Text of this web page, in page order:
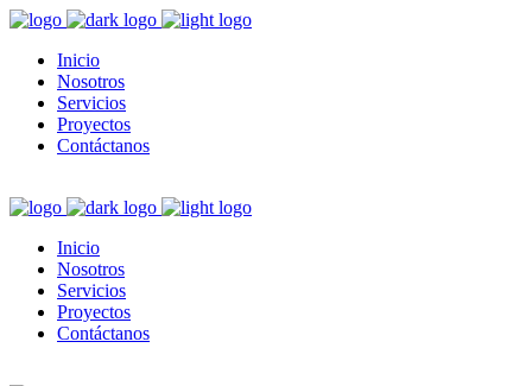
Inicio
Nosotros
Servicios
Proyectos
Contáctanos
Inicio
Nosotros
Servicios
Proyectos
Contáctanos